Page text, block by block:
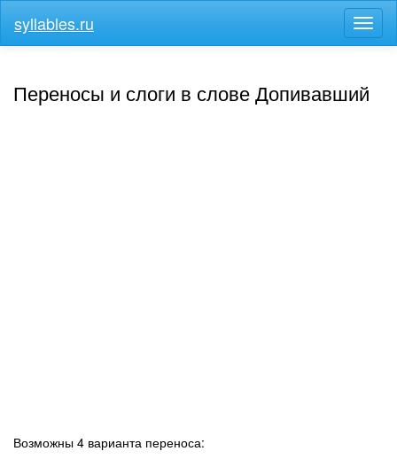
меню
syllables.ru
Переносы и слоги в слове Допивавший
Возможны 4 варианта переноса: